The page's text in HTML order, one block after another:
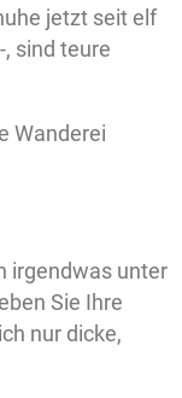
jetzt seit elf
sind teure
Wanderei
irgendwas unter
Sie Ihre
nur dicke,